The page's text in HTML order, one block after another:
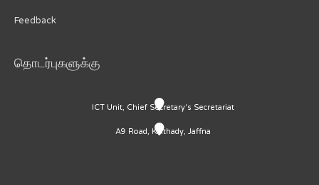
Feedback
தொடர்புகளுக்கு
ICT Unit, Chief Secretary's Secretariat
A9 Road, Kaithady, Jaffna